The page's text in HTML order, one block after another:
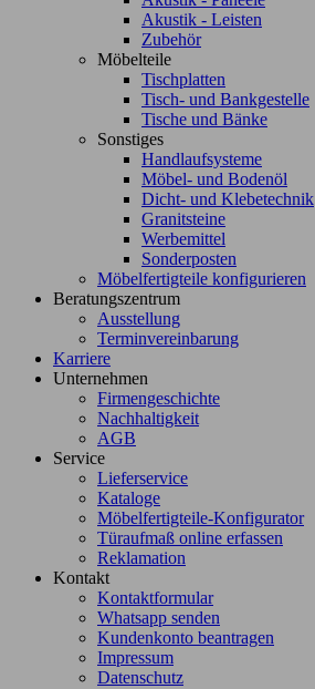
Akustik - Leisten
Zubehör
Möbelteile
Tischplatten
Tisch- und Bankgestelle
Tische und Bänke
Sonstiges
Handlaufsysteme
Möbel- und Bodenöl
Dicht- und Klebetechnik
Granitsteine
Werbemittel
Sonderposten
Möbelfertigteile konfigurieren
Beratungszentrum
Ausstellung
Terminvereinbarung
Karriere
Unternehmen
Firmengeschichte
Nachhaltigkeit
AGB
Service
Lieferservice
Kataloge
Möbelfertigteile-Konfigurator
Türaufmaß online erfassen
Reklamation
Kontakt
Kontaktformular
Whatsapp senden
Kundenkonto beantragen
Impressum
Datenschutz